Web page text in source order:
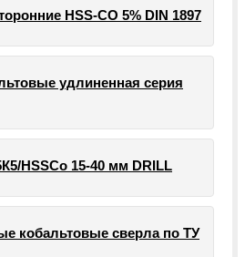
HSS-CO 5% DIN 1897
удлиненная серия
HSSCo 15-40 мм DRILL
кобальтовые сверла по ТУ